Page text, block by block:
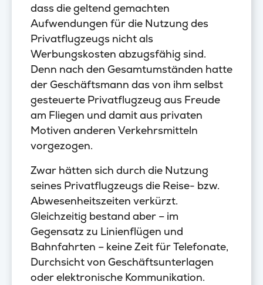
dass die geltend gemachten
Aufwendungen für die Nutzung des
Privatflugzeugs nicht als
Werbungskosten abzugsfähig sind.
Denn nach den Gesamtumständen hatte
der Geschäftsmann das von ihm selbst
gesteuerte Privatflugzeug aus Freude
am Fliegen und damit aus privaten
Motiven anderen Verkehrsmitteln
vorgezogen.
Zwar hätten sich durch die Nutzung
seines Privatflugzeugs die Reise- bzw.
Abwesenheitszeiten verkürzt.
Gleichzeitig bestand aber – im
Gegensatz zu Linienflügen und
Bahnfahrten – keine Zeit für Telefonate,
Durchsicht von Geschäftsunterlagen
oder elektronische Kommunikation.